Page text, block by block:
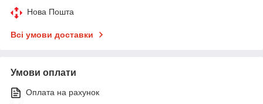
Нова Пошта
Всі умови доставки
Умови оплати
Оплата на рахунок